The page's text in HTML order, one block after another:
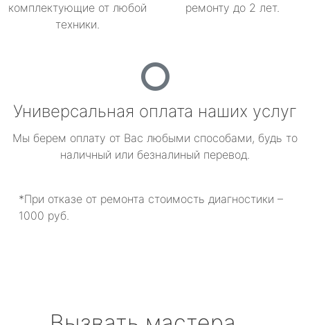
комплектующие от любой
техники.
ремонту до 2 лет.
Универсальная оплата наших услуг
Мы берем оплату от Вас любыми способами, будь то
наличный или безналиный перевод.
*При отказе от ремонта стоимость диагностики –
1000 руб.